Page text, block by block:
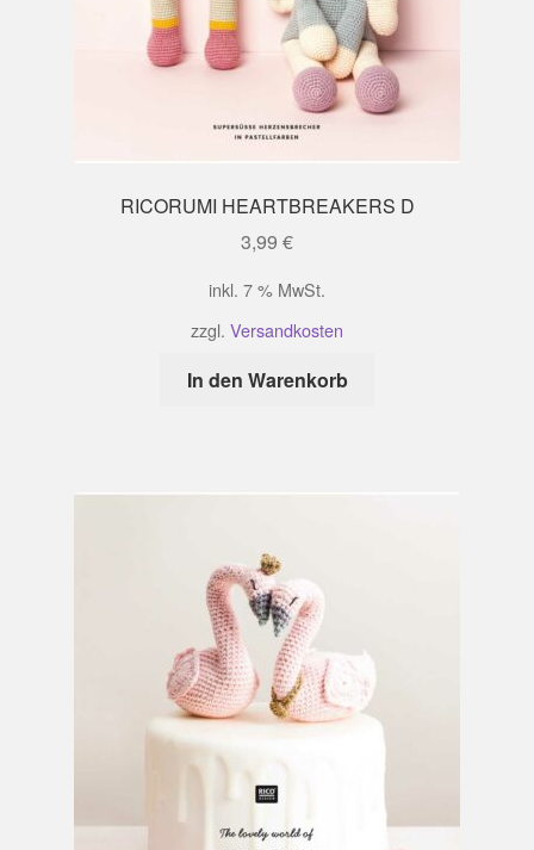
RICORUMI HEARTBREAKERS D
3,99 €
inkl. 7 % MwSt.
zzgl. Versandkosten
In den Warenkorb